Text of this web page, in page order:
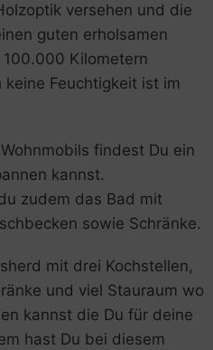
versehen und die
guten erholsamen
Kilometern
Feuchtigkeit ist im
findest Du ein
kannst.
zudem das Bad mit
sowie Schränke.
mit drei Kochstellen,
und viel Stauraum wo
kannst die Du für deine
hast Du bei diesem